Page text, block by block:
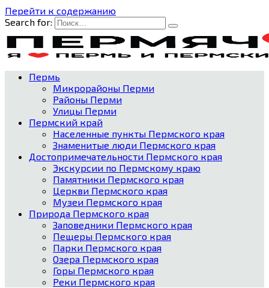
Перейти к содержанию
Search for:
Пермь
Микрорайоны Перми
Районы Перми
Улицы Перми
Пермский край
Населенные пункты Пермского края
Знаменитые люди Пермского края
Достопримечательности Пермского края
Экскурсии по Пермскому краю
Памятники Пермского края
Церкви Пермского края
Музеи Пермского края
Природа Пермского края
Заповедники Пермского края
Пещеры Пермского края
Парки Пермского края
Озера Пермского края
Горы Пермского края
Реки Пермского края